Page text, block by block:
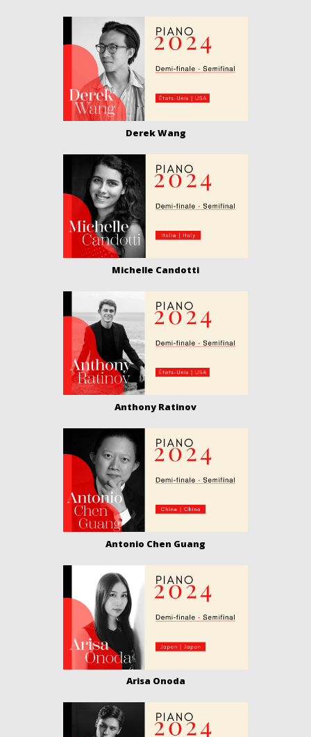
Derek Wang
Michelle Candotti
Anthony Ratinov
Antonio Chen Guang
Arisa Onoda